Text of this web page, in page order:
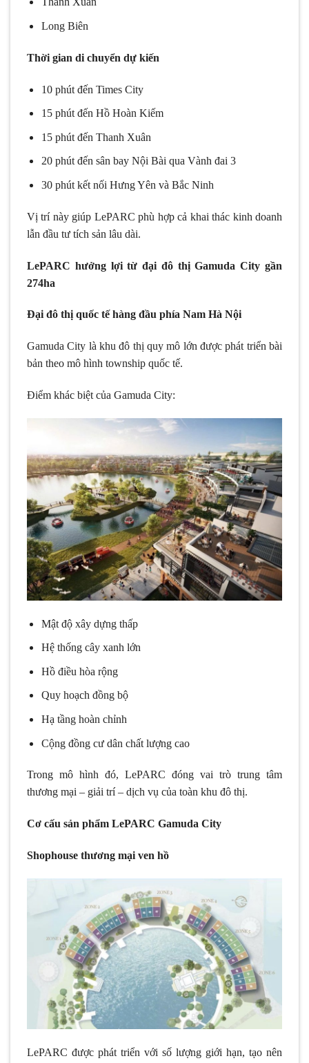
Long Biên
Thời gian di chuyển dự kiến
10 phút đến Times City
15 phút đến Hồ Hoàn Kiếm
15 phút đến Thanh Xuân
20 phút đến sân bay Nội Bài qua Vành đai 3
30 phút kết nối Hưng Yên và Bắc Ninh
Vị trí này giúp LePARC phù hợp cả khai thác kinh doanh
lẫn đầu tư tích sản lâu dài.
LePARC hưởng lợi từ đại đô thị Gamuda City gần
274ha
Đại đô thị quốc tế hàng đầu phía Nam Hà Nội
Gamuda City là khu đô thị quy mô lớn được phát triển bài
bản theo mô hình township quốc tế.
Điểm khác biệt của Gamuda City:
Mật độ xây dựng thấp
Hệ thống cây xanh lớn
Hồ điều hòa rộng
Quy hoạch đồng bộ
Hạ tầng hoàn chỉnh
Cộng đồng cư dân chất lượng cao
Trong mô hình đó, LePARC đóng vai trò trung tâm
thương mại – giải trí – dịch vụ của toàn khu đô thị.
Cơ cấu sản phẩm LePARC Gamuda City
Shophouse thương mại ven hồ
LePARC được phát triển với số lượng giới hạn, tạo nên